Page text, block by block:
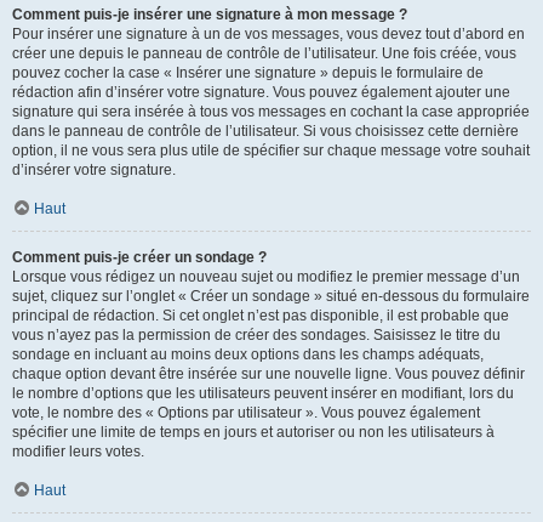
Comment puis-je insérer une signature à mon message ?
Pour insérer une signature à un de vos messages, vous devez tout d’abord en
créer une depuis le panneau de contrôle de l’utilisateur. Une fois créée, vous
pouvez cocher la case « Insérer une signature » depuis le formulaire de
rédaction afin d’insérer votre signature. Vous pouvez également ajouter une
signature qui sera insérée à tous vos messages en cochant la case appropriée
dans le panneau de contrôle de l’utilisateur. Si vous choisissez cette dernière
option, il ne vous sera plus utile de spécifier sur chaque message votre souhait
d’insérer votre signature.
Haut
Comment puis-je créer un sondage ?
Lorsque vous rédigez un nouveau sujet ou modifiez le premier message d’un
sujet, cliquez sur l’onglet « Créer un sondage » situé en-dessous du formulaire
principal de rédaction. Si cet onglet n’est pas disponible, il est probable que
vous n’ayez pas la permission de créer des sondages. Saisissez le titre du
sondage en incluant au moins deux options dans les champs adéquats,
chaque option devant être insérée sur une nouvelle ligne. Vous pouvez définir
le nombre d’options que les utilisateurs peuvent insérer en modifiant, lors du
vote, le nombre des « Options par utilisateur ». Vous pouvez également
spécifier une limite de temps en jours et autoriser ou non les utilisateurs à
modifier leurs votes.
Haut